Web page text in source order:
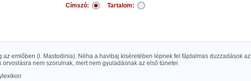
Címszó: Tartalom:
az emlőben (l. Mastodinia). Néha a havibaj kiséretében lépnek fel fájdalmas duzzadások az
orvoslásra nem szorulnak, mert nem gyuladásnak az első tünetei